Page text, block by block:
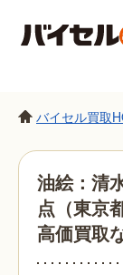
バイセル買取
油絵：清
点（東京
高価買取